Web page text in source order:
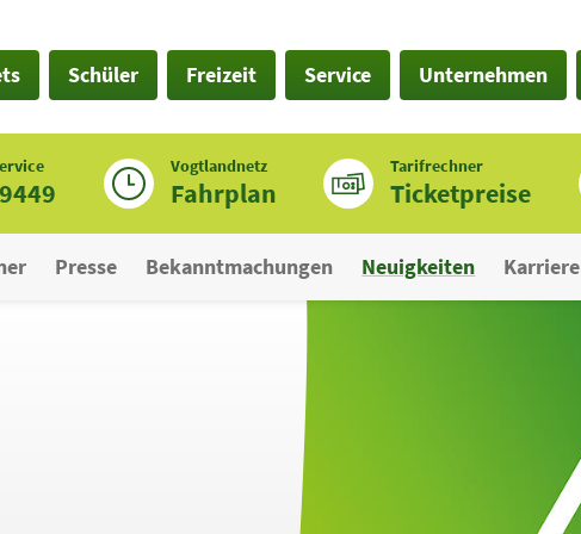
Schüler Freizeit Service Unternehmen
Vogtlandnetz
Fahrplan
Tarifrechner
Ticketpreise
Presse Bekanntmachungen Neuigkeiten Karriere